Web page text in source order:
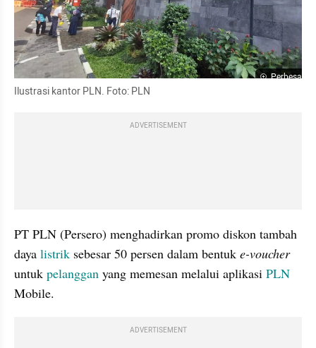
Perbesar
Ilustrasi kantor PLN. Foto: PLN
ADVERTISEMENT
PT PLN (Persero) menghadirkan promo diskon tambah
daya listrik sebesar 50 persen dalam bentuk e-voucher
untuk pelanggan yang memesan melalui aplikasi PLN
Mobile.
ADVERTISEMENT